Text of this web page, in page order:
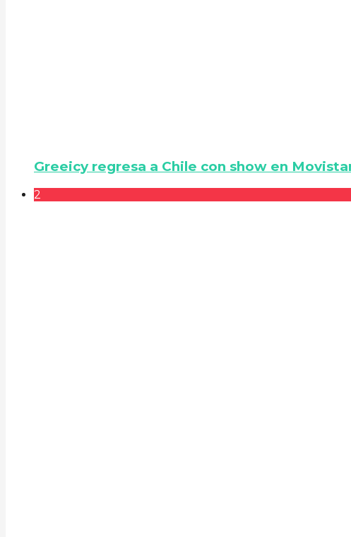
Greeicy regresa a Chile con show en
2